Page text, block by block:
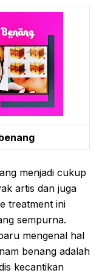
menjadi cukup
artis dan juga
treatment ini
sempurna.
mengenal hal
benang adalah
kecantikan